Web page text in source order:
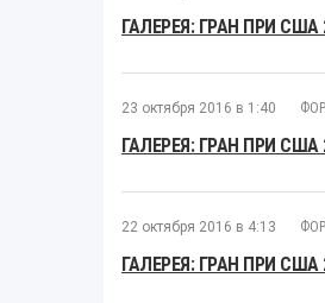
ГАЛЕРЕЯ: ГРАН ПРИ США
23 октября 2016 в 1:40
ГАЛЕРЕЯ: ГРАН ПРИ США
22 октября 2016 в 4:13
ГАЛЕРЕЯ: ГРАН ПРИ США